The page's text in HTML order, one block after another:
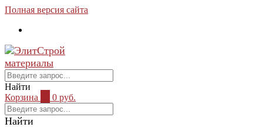
Полная версия сайта
Найти
Корзина
0 руб.
Найти